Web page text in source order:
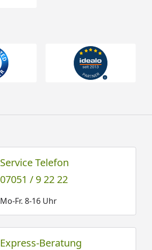
Service Telefon
07051 / 9 22 22
Mo-Fr. 8-16 Uhr
Express-Beratung